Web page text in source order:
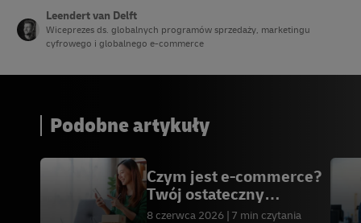
Leendert van Delft
Wiceprezes ds. globalnych programów sprzedaży, marketingu
cyfrowego i globalnego e-commerce
Podobne artykuły
Czym jest e-commerce?
Twój ostateczny
przewodnik
8 czerwca 2026 7 min czytania